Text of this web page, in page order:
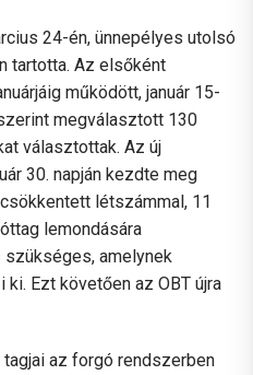
24-én, ünnepélyes utolsó
tartotta. Az elsőként
működött, január 15-
megválasztott 130
választottak. Az új
30. napján kezdte meg
létszámmal, 11
lemondására
amelynek
Ezt követően az OBT újra
az forgó rendszerben